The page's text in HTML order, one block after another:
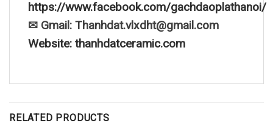
https://www.facebook.com/gachdaoplathanoi/
✉ Gmail: Thanhdat.vlxdht@gmail.com
Website: thanhdatceramic.com
RELATED PRODUCTS